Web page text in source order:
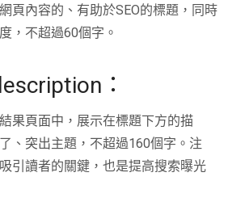
頁內容的、有助於SEO的標題，同時
，不超過60個字。
：
果頁面中，展示在標題下方的描
、突出主題，不超過160個字。注
引讀者的關鍵，也是提高搜索曝光